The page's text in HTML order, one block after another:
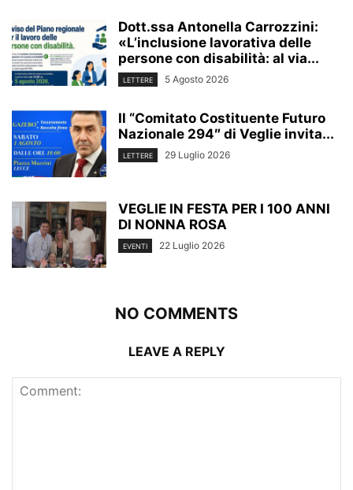
Dott.ssa Antonella Carrozzini:
«L’inclusione lavorativa delle
persone con disabilità: al via...
LETTERE 5 Agosto 2026
Il “Comitato Costituente Futuro
Nazionale 294″ di Veglie invita...
LETTERE 29 Luglio 2026
VEGLIE IN FESTA PER I 100 ANNI
DI NONNA ROSA
EVENTI 22 Luglio 2026
NO COMMENTS
LEAVE A REPLY